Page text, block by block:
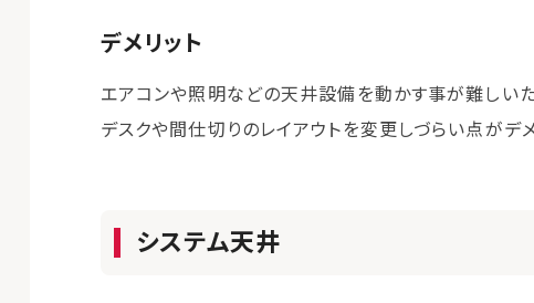
デメリット
エアコンや照明などの天井設備を動かす事が難しいた
デスクや間仕切りのレイアウトを変更しづらい点がデメ
システム天井